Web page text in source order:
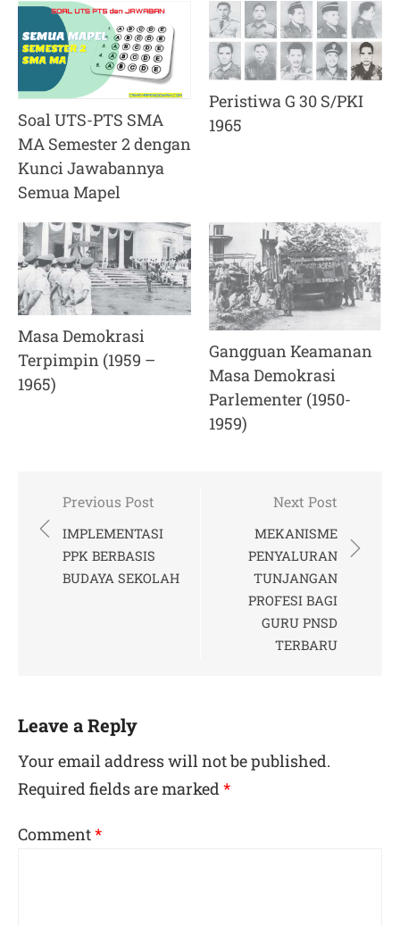
Soal UTS-PTS SMA
MA Semester 2 dengan
Kunci Jawabannya
Semua Mapel
Peristiwa G 30 S/PKI
1965
Masa Demokrasi
Terpimpin (1959 –
1965)
Gangguan Keamanan
Masa Demokrasi
Parlementer (1950-
1959)
Post
navigation
Previous Post
IMPLEMENTASI
PPK BERBASIS
BUDAYA SEKOLAH
Next Post
MEKANISME
PENYALURAN
TUNJANGAN
PROFESI BAGI
GURU PNSD
TERBARU
Leave a Reply
Your email address will not be published.
Required fields are marked*
Comment*